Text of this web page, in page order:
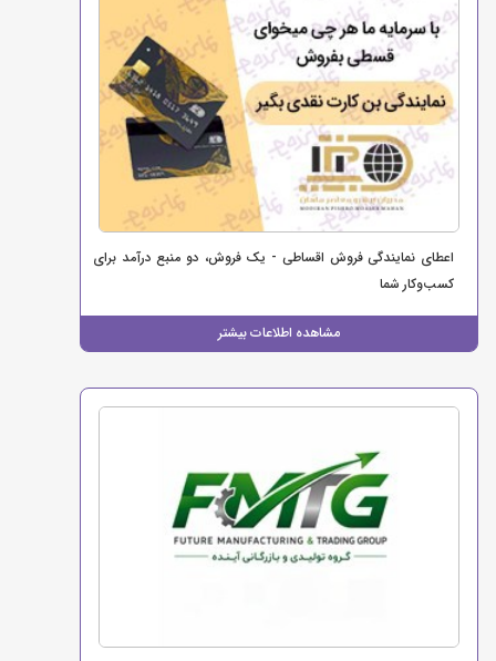
اعطای نمایندگی فروش اقساطی - یک فروش، دو منبع درآمد برای
کسب‌وکار شما
مشاهده اطلاعات بیشتر